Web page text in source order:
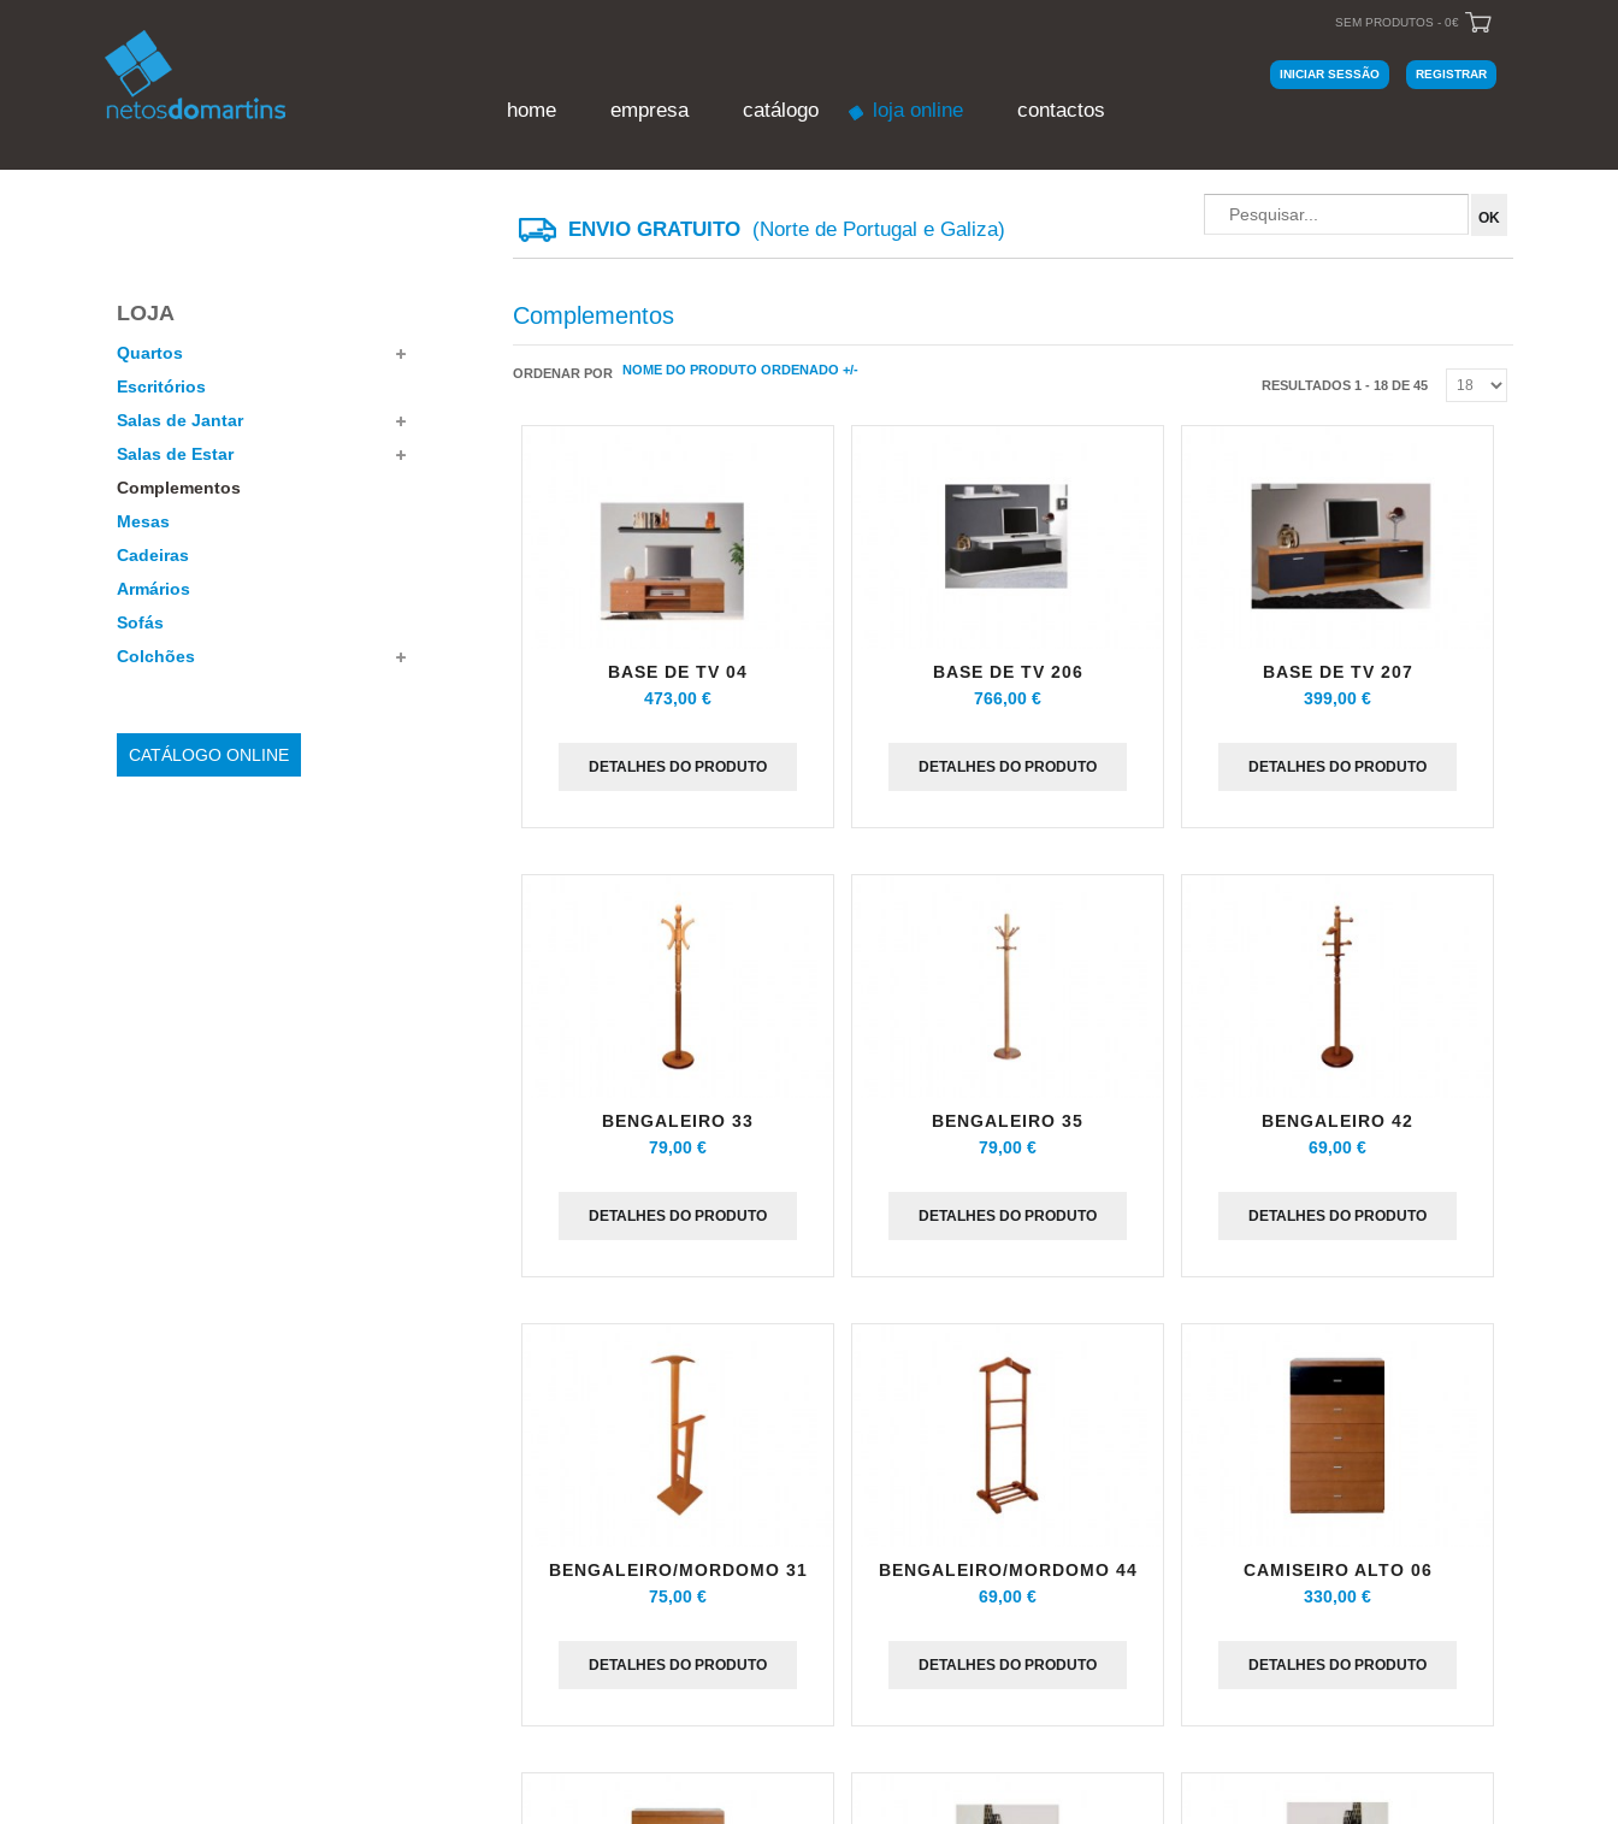
SEM PRODUTOS - 0€
home empresa catálogo loja online contactos
INICIAR SESSÃO REGISTRAR
ENVIO GRATUITO (Norte de Portugal e Galiza)
Complementos
ORDENAR POR
NOME DO PRODUTO ORDENADO +/-
RESULTADOS 1 - 18 DE 45
BASE DE TV 04
473,00 €
DETALHES DO PRODUTO
BASE DE TV 206
766,00 €
DETALHES DO PRODUTO
BASE DE TV 207
399,00 €
DETALHES DO PRODUTO
BENGALEIRO 33
79,00 €
DETALHES DO PRODUTO
BENGALEIRO 35
79,00 €
DETALHES DO PRODUTO
BENGALEIRO 42
69,00 €
DETALHES DO PRODUTO
BENGALEIRO/MORDOMO 31
75,00 €
DETALHES DO PRODUTO
BENGALEIRO/MORDOMO 44
69,00 €
DETALHES DO PRODUTO
CAMISEIRO ALTO 06
330,00 €
DETALHES DO PRODUTO
LOJA
Quartos
Escritórios
Salas de Jantar
Salas de Estar
Complementos
Mesas
Cadeiras
Armários
Sofás
Colchões
CATÁLOGO ONLINE